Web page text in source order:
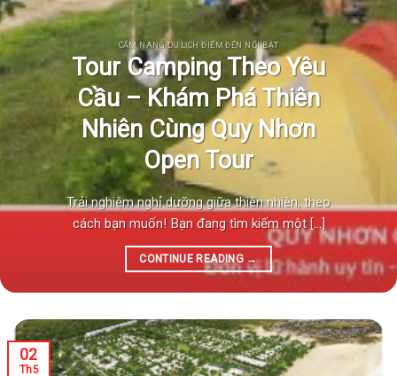
CẨM NANG DU LỊCH ĐIỂM ĐẾN NỔI BẬT
Tour Camping Theo Yêu
Cầu – Khám Phá Thiên
Nhiên Cùng Quy Nhơn
Open Tour
Trải nghiệm nghỉ dưỡng giữa thiên nhiên, theo
cách bạn muốn! Bạn đang tìm kiếm một [...]
CONTINUE READING →
02
Th5